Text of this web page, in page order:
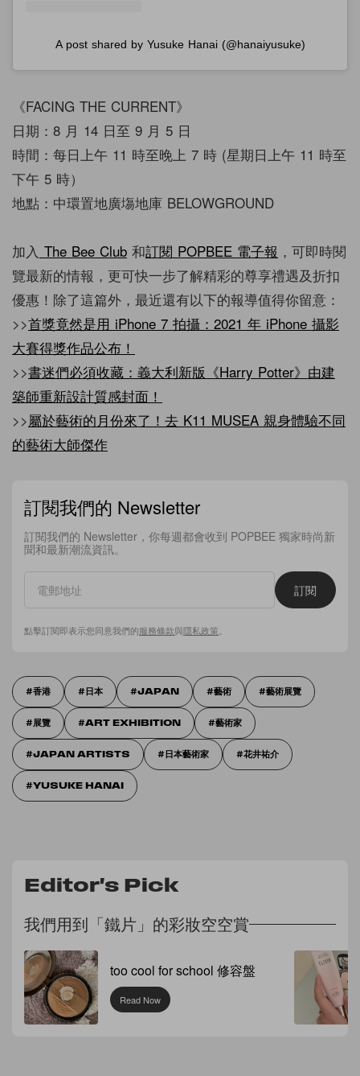
A post shared by Yusuke Hanai (@hanaiyusuke)
《FACING THE CURRENT》
日期：8 月 14 日至 9 月 5 日
時間：每日上午 11 時至晚上 7 時 (星期日上午 11 時至
下午 5 時）
地點：中環置地廣塲地庫 BELOWGROUND
加入 The Bee Club 和訂閱 POPBEE 電子報 ，可即時閱
覽最新的情報，更可快一步了解精彩的尊享禮遇及折扣
優惠！除了這篇外，最近還有以下的報導值得你留意：
>>首獎竟然是用 iPhone 7 拍攝：2021 年 iPhone 攝影
大賽得獎作品公布！
>>書迷們必須收藏：義大利新版《Harry Potter》由建
築師重新設計質感封面！
>>屬於藝術的月份來了！去 K11 MUSEA 親身體驗不同
的藝術大師傑作
訂閱我們的 Newsletter
訂閱我們的 Newsletter，你每週都會收到 POPBEE 獨家時尚新
聞和最新潮流資訊。
訂閱
點擊訂閱即表示您同意我們的服務條款與隱私政策。
香港 日本 JAPAN 藝術 藝術展覽
展覽 ART EXHIBITION 藝術家
JAPAN ARTISTS 日本藝術家 花井祐介
YUSUKE HANAI
Editor's Pick
我們用到「鐵片」的彩妝空空賞
too cool for school 修容盤
Read Now